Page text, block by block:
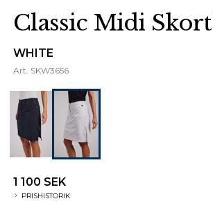
Classic Midi
WHITE
Art. SKW3656
1 100 SEK
PRISHISTORIK